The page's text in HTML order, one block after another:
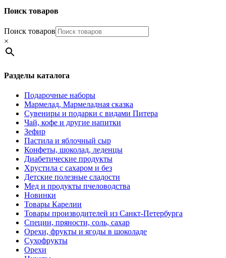
Поиск товаров
Поиск товаров
×
Разделы каталога
Подарочные наборы
Мармелад, Мармеладная сказка
Сувениры и подарки с видами Питера
Чай, кофе и другие напитки
Зефир
Пастила и яблочный сыр
Конфеты, шоколад, леденцы
Диабетические продукты
Хрустила с сахаром и без
Детские полезные сладости
Мед и продукты пчеловодства
Новинки
Товары Карелии
Товары производителей из Санкт-Петербурга
Специи, пряности, соль, сахар
Орехи, фрукты и ягоды в шоколаде
Сухофрукты
Орехи